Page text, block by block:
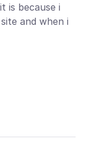
is because i
and when i